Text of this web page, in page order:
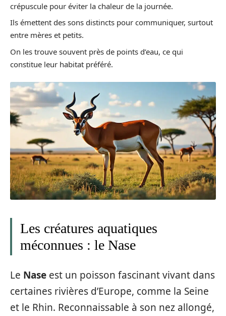
crépuscule pour éviter la chaleur de la journée.
Ils émettent des sons distincts pour communiquer, surtout
entre mères et petits.
On les trouve souvent près de points d’eau, ce qui
constitue leur habitat préféré.
Les créatures aquatiques
méconnues : le Nase
Le Nase est un poisson fascinant vivant dans
certaines rivières d’Europe, comme la Seine
et le Rhin. Reconnaissable à son nez allongé,